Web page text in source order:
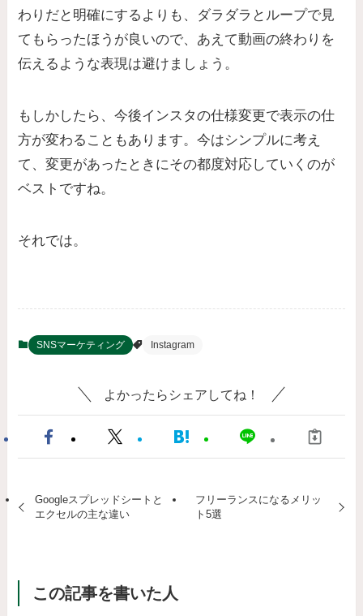
わりだと明確にするよりも、ダラダラとループで見
てもらったほうが良いので、あえて動画の終わりを
伝えるような表現は避けましょう。
もしかしたら、今後インスタの仕様変更で表示の仕
方が変わることもあります。今はシンプルに考え
て、変更があったときにその都度対応していくのが
ベストですね。
それでは。
SNSマーケティング Instagram
よかったらシェアしてね！
Googleスプレッドシートと
エクセルの主な違い
フリーランスになるメリッ
ト5選
この記事を書いた人